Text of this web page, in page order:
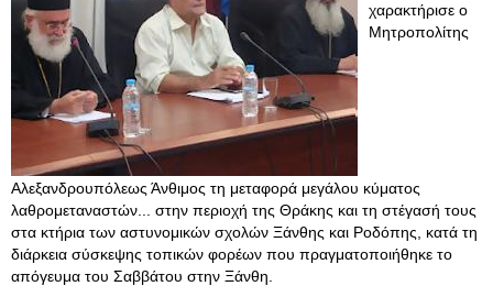
χαρακτήρισε ο
Μητροπολίτης
Αλεξανδρουπόλεως Άνθιμος τη μεταφορά μεγάλου κύματος
λαθρομεταναστών... στην περιοχή της Θράκης και τη στέγασή τους
στα κτήρια των αστυνομικών σχολών Ξάνθης και Ροδόπης, κατά τη
διάρκεια σύσκεψης τοπικών φορέων που πραγματοποιήθηκε το
απόγευμα του Σαββάτου στην Ξάνθη.